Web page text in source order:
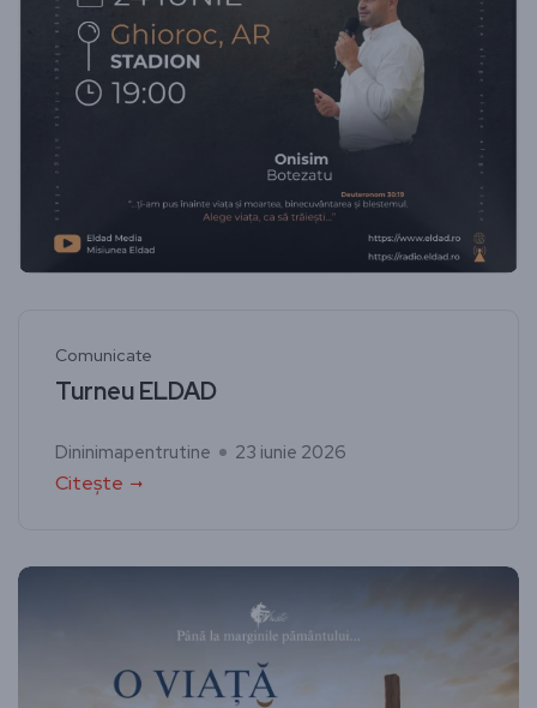
Comunicate
Turneu ELDAD
Dininimapentrutine 23 iunie 2026
Citește